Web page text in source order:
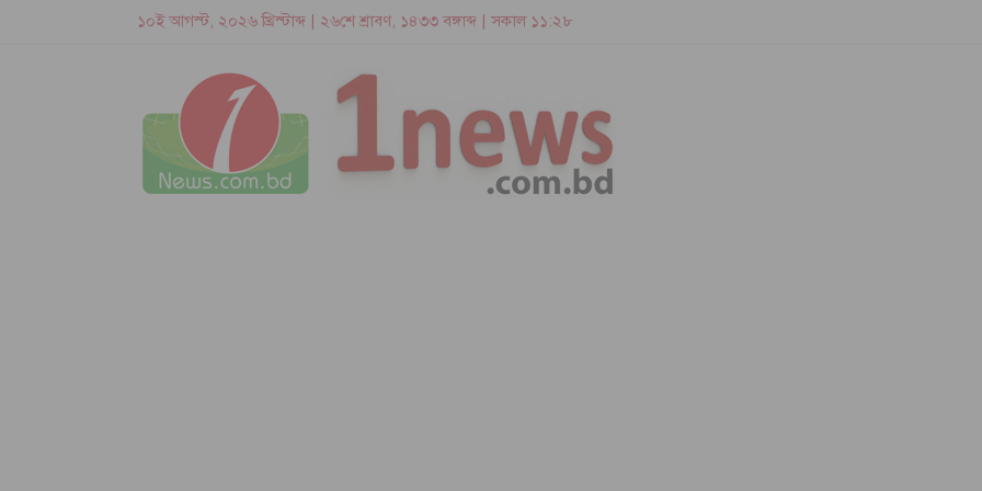
১০ই আগস্ট, ২০২৬ খ্রিস্টাব্দ | ২৬শে শ্রাবণ, ১৪৩৩ বঙ্গাব্দ | সকাল ১১:২৮